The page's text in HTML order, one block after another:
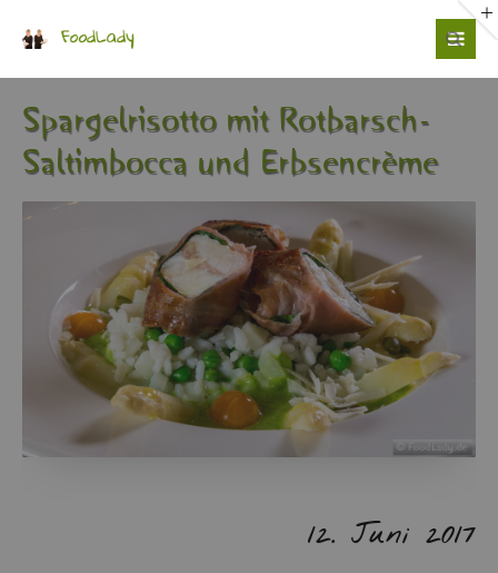
Passwort
Anmelden
Spar­gel­ri­sot­to mit Rot­barsch-
Sal­tim­boc­ca und Erb­sen­crè­me
12. Juni 2017